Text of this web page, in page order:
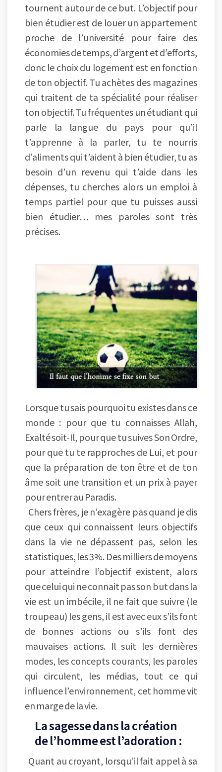
tournent autour de ce but. L’objectif pour
bien étudier est de louer un appartement
proche de l’université pour faire des
économies de temps, d’argent et d’efforts,
donc le choix du logement est en fonction
de ton objectif. Tu achètes des magazines
qui traitent de ta spécialité pour réaliser
ton objectif. Tu fréquentes un étudiant qui
parle la langue du pays pour qu’il
t’apprenne à la parler, tu te nourris
d’aliments qui t’aident à bien étudier, tu as
besoin d’un revenu qui t’aide dans les
dépenses, tu cherches alors un emploi à
temps partiel pour que tu puisses aussi
bien étudier… mes paroles sont très
précises.
Lorsque tu sais pourquoi tu existes dans ce
monde : pour que tu connaisses Allah,
Exalté soit-Il, pour que tu suives Son Ordre,
pour que tu te rapproches de Lui, et pour
que la préparation de ton être et de ton
âme soit une transition et un prix à payer
pour entrer au Paradis.
Chers frères, je n’exagère pas quand je dis
que ceux qui connaissent leurs objectifs
dans la vie ne dépassent pas, selon les
statistiques, les 3%. Des milliers de moyens
pour atteindre l’objectif existent, alors
que celui qui ne connait pas son but dans la
vie est un imbécile, il ne fait que suivre (le
troupeau) les gens, il est avec eux s’ils font
de bonnes actions ou s’ils font des
mauvaises actions. Il suit les dernières
modes, les concepts courants, les paroles
qui circulent, les médias, tout ce qui
influence l’environnement, cet homme vit
en marge de la vie.
La sagesse dans la création
de l’homme est l’adoration :
Quant au croyant, lorsqu’il fait appel à sa